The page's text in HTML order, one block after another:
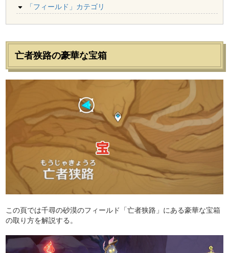
「フィールド」カテゴリ
亡者狭路の豪華な宝箱
この頁では千尋の砂漠のフィールド「亡者狭路」にある豪華な宝箱
の取り方を解説する。